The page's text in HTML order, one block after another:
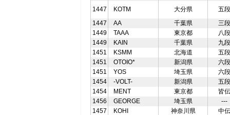
1447
KOTM 大分県
五段
1447
AA 千葉県
三段
1449
TAAA 東京都
八段
1449
KAIN 千葉県
九段
1451
KSMM 北海道
五段
1451
OTOIO* 新潟県
六段
1451
YOS 埼玉県
六段
1454
-VOLT- 新潟県
五段
1454
MENT 東京都
皆伝
1456
GEORGE 埼玉県
---
1457
KOHI 神奈川県
中伝